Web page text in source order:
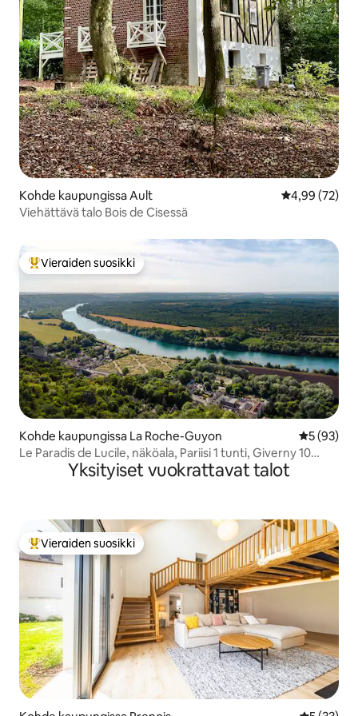
Kohde kaupungissa Ault
4,99 (72)
Viehättävä talo Bois de Cisessä
Vieraiden suosikkien parhaimmistoa
Vieraiden suosikki
Kohde kaupungissa La Roche-Guyon
5 (93)
Le Paradis de Lucile, näköala, Pariisi 1 tunti, Giverny 10
minuuttiaYksityiset vuokrattavat talot
Vieraiden suosikkien parhaimmistoa
Vieraiden suosikki